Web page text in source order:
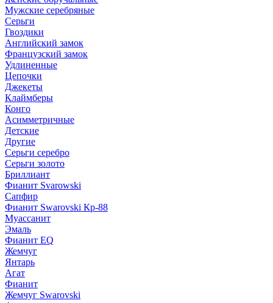
Мужские серебряные
Серьги
Гвоздики
Английский замок
Французский замок
Удлиненные
Цепочки
Джекеты
Клаймберы
Конго
Асимметричные
Детские
Другие
Серьги серебро
Серьги золото
Бриллиант
Фианит Svarowski
Сапфир
Фианит Swarovski Кр-88
Муассанит
Эмаль
Фианит EQ
Жемчуг
Янтарь
Агат
Фианит
Жемчуг Swarovski